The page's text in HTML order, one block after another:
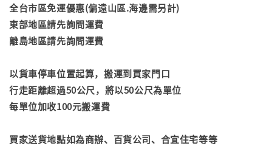
全台市區免運優惠(偏遠山區.海邊需另計)
東部地區請先詢問運費
離島地區請先詢問運費
以貨車停車位置起算，搬運到買家門口
行走距離超過50公尺，將以50公尺為單位
每單位加收100元搬運費
買家送貨地點如為商辦、百貨公司、合宜住宅等等